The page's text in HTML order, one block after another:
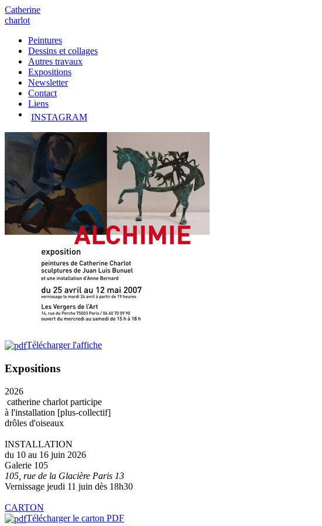
Catherine
charlot
Peintures
Dessins et collages
Autres travaux
Expositions
Newsletter
Contact
Liens
INSTAGRAM
Télécharger l'affiche
Expositions
2026
catherine charlot participe
à l'installation [plus-collectif]
drôles d'oiseaux
INSTALLATION
du 10 au 16 juin 2026
Galerie 105
105, rue de la Glacière Paris 13
Vernissage jeudi 11 juin dès 18h30
CARTON
Télécharger le carton PDF